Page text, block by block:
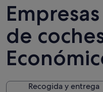
de
Recogida y entrega